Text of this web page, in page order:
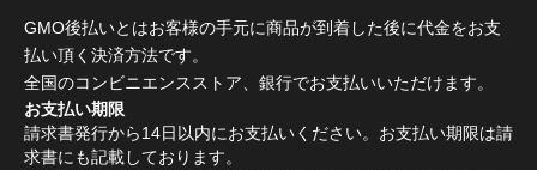
GMO後払いとはお客様の手元に商品が到着した後に代金をお支
払い頂く決済方法です。
全国のコンビニエンスストア、銀行でお支払いいただけます。
お支払い期限
請求書発行から14日以内にお支払いください。お支払い期限は請
求書にも記載しております。